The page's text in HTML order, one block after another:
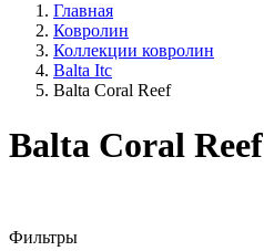
Главная
Ковролин
Коллекции ковролин
Balta Itc
Balta Coral Reef
Balta Coral Reef
Фильтры